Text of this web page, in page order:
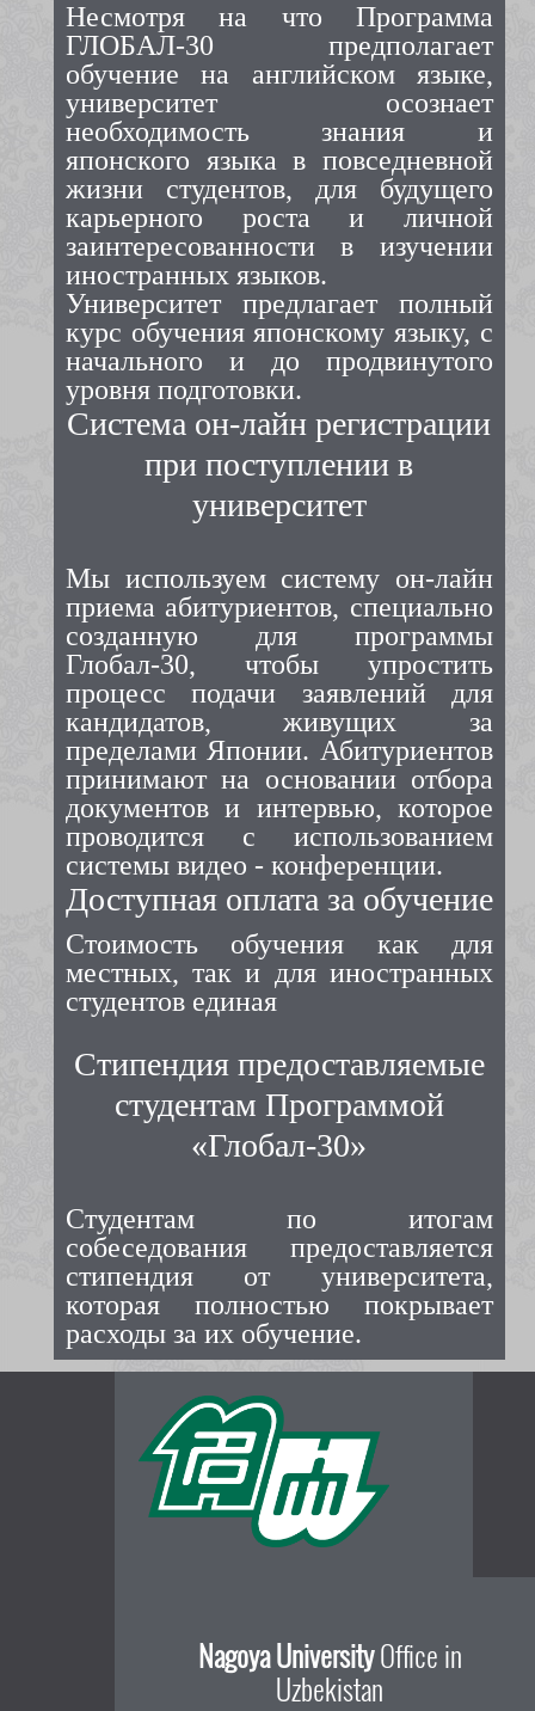
Несмотря на что Программа
ГЛОБАЛ-30 предполагает
обучение на английском языке,
университет осознает
необходимость знания и
японского языка в повседневной
жизни студентов, для будущего
карьерного роста и личной
заинтересованности в изучении
иностранных языков.
Университет предлагает полный
курс обучения японскому языку, с
начального и до продвинутого
уровня подготовки.
Система он-лайн регистрации
при поступлении в
университет
Мы используем систему он-лайн
приема абитуриентов, специально
созданную для программы
Глобал-30, чтобы упростить
процесс подачи заявлений для
кандидатов, живущих за
пределами Японии. Абитуриентов
принимают на основании отбора
документов и интервью, которое
проводится с использованием
системы видео - конференции.
Доступная оплата за обучение
Стоимость обучения как для
местных, так и для иностранных
студентов единая
Стипендия предоставляемые
студентам Программой
«Глобал-30»
Студентам по итогам
собеседования предоставляется
стипендия от университета,
которая полностью покрывает
расходы за их обучение.
Nagoya UniversityOffice in
Uzbekistan